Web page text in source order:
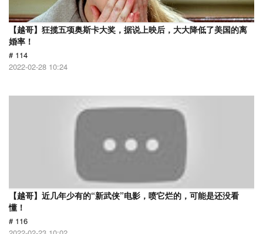
【越哥】狂揽五项奥斯卡大奖，据说上映后，大大降低了美国的离
婚率！
# 114
2022-02-28 10:24
【越哥】近几年少有的“新武侠”电影，喷它烂的，可能是还没看
懂！
# 116